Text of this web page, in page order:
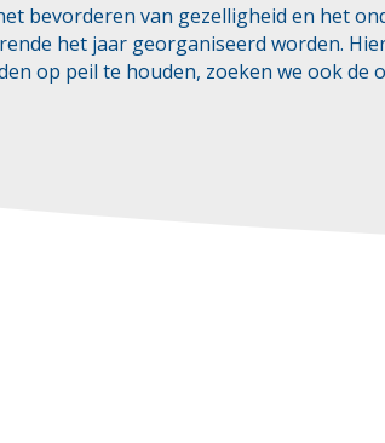
bevorderen van gezelligheid en het
het jaar georganiseerd worden.
op peil te houden, zoeken we ook de